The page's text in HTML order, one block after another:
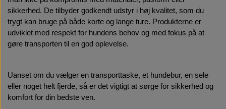
sikkerhed. De tilbyder godkendt udstyr i høj kvalitet, som du
trygt kan bruge på både korte og lange ture. Produkterne er
udviklet med respekt for hundens behov og med fokus på at
gøre transporten til en god oplevelse.
Uanset om du vælger en transporttaske, et hundebur, en sele
eller noget helt fjerde, så er det vigtigt at sørge for sikkerhed og
komfort for din bedste ven.